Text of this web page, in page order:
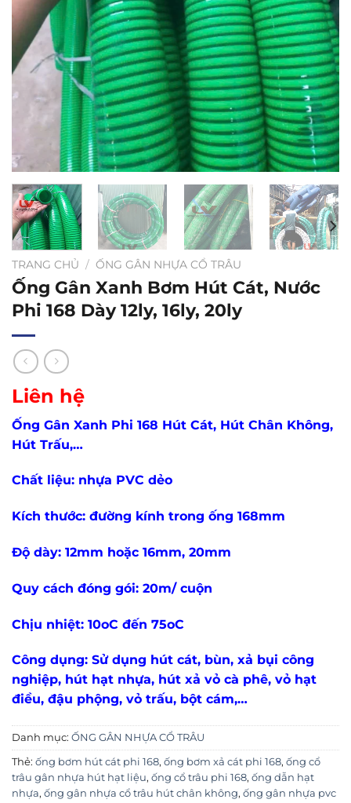
TRANG CHỦ / ỐNG GÂN NHỰA CỔ TRÂU
Ống Gân Xanh Bơm Hút Cát, Nước
Phi 168 Dày 12ly, 16ly, 20ly
Liên hệ
Ống Gân Xanh Phi 168 Hút Cát, Hút Chân Không,
Hút Trấu,…
Chất liệu: nhựa PVC dẻo
Kích thước: đường kính trong ống 168mm
Độ dày: 12mm hoặc 16mm, 20mm
Quy cách đóng gói: 20m/ cuộn
Chịu nhiệt: 10oC đến 75oC
Công dụng: Sử dụng hút cát, bùn, xả bụi công
nghiệp, hút hạt nhựa, hút xả vỏ cà phê, vỏ hạt
điều, đậu phộng, vỏ trấu, bột cám,…
Danh mục: ỐNG GÂN NHỰA CỔ TRÂU
Thẻ: ống bơm hút cát phi 168, ống bơm xả cát phi 168, ống cổ
trâu gân nhựa hút hạt liệu, ống cổ trâu phi 168, ống dẫn hạt
nhựa, ống gân nhựa cổ trâu hút chân không, ống gân nhựa pvc